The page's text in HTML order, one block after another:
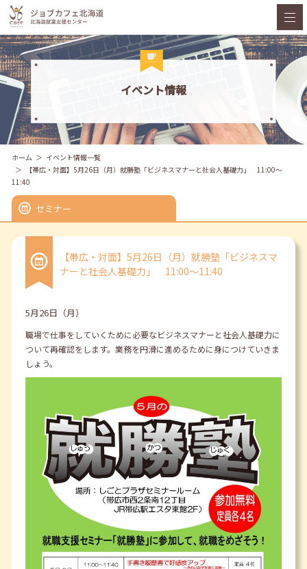
イベント情報
ホーム
イベント情報一覧
【帯広・対面】5月26日（月）就勝塾「ビジネスマナーと社会人基礎力」 11:00～
11:40
セミナー
【帯広・対面】5月26日（月）就勝塾「ビジネスマ
ナーと社会人基礎力」 11:00～11:40
5月26日（月）
職場で仕事をしていくために必要なビジネスマナーと社会人基礎力に
ついて再確認をします。業務を円滑に進めるために身につけていきま
しょう。